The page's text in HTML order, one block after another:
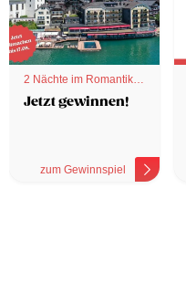
2 Nächte im Romantik
Hotel
Jetzt gewinnen!
zum Gewinnspiel